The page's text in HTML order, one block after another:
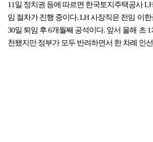
11일 정치권 등에 따르면 한국토지주택공사
임 절차가 진행 중이다. LH 사장직은 전임 이
30일 퇴임 후 6개월째 공석이다. 앞서 올해 초
천됐지만 정부가 모두 반려하면서 한 차례 인